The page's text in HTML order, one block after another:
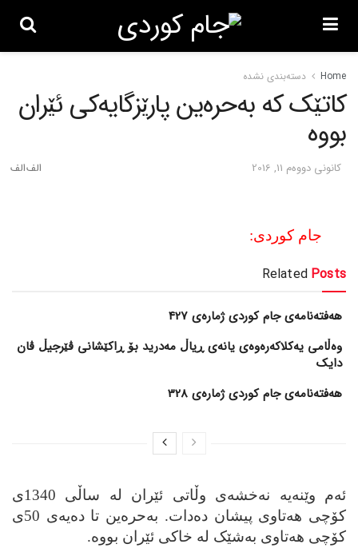
Home دسته‌بندی نشده
کاتێک که‌ به‌حره‌ین پارێزگایه‌کی ئێران
بووه‌
كانونی دووه‌م 11, 2016
جام کوردی:
Related Posts
هەفتەنامەی جام کوردی ژمارەی 427
وەڵامی یەکلاکەرەوەی یانەی ڕیاڵ مەدرید بۆ ڕاکێشانی ڤێرجیڵ ڤان
دایک
هەفتەنامەی جام کوردی ژمارەی 328
ئه‌م وێنه‌یه‌ نه‌خشه‌ی وڵاتی ئێران له‌ ساڵی 1340ی
کۆچی هه‌تاوی پیشان ده‌دات. به‌حره‌ین تا ده‌یه‌ی 50ی
کۆچی هه‌تاوی به‌شێک له‌ خاکی ئێران بووه‌.